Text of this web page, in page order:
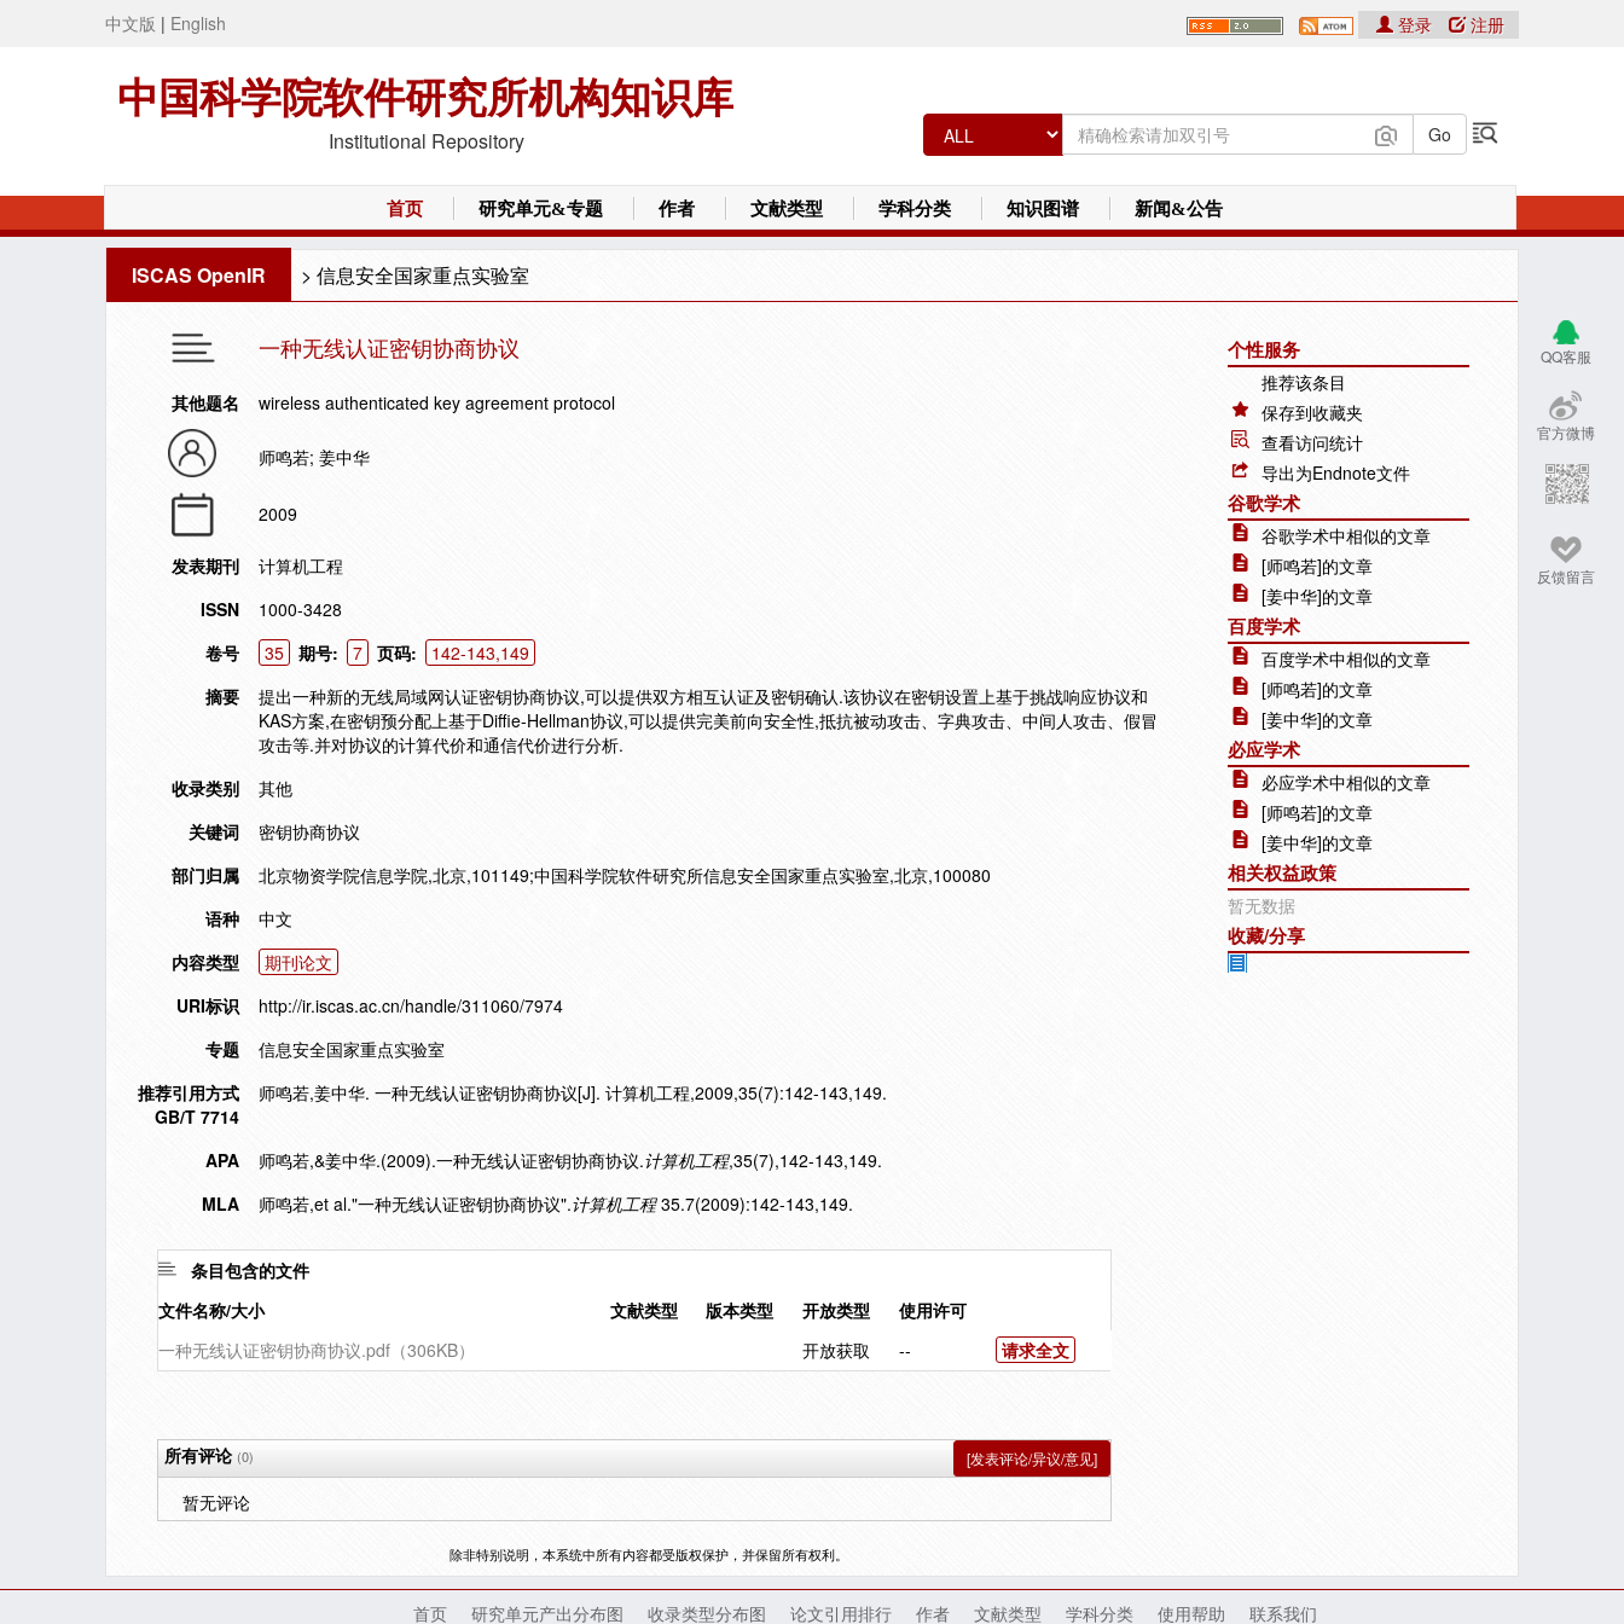
中文版 | English
中国科学院软件研究所机构知识库
Institutional Repository
登录 注册
首页 研究单元&专题 作者 文献类型 学科分类 知识图谱 新闻&公告
ISCAS OpenIR > 信息安全国家重点实验室
QQ客服
官方微博
反馈留言
一种无线认证密钥协商协议
其他题名 wireless authenticated key agreement protocol
师鸣若; 姜中华
2009
发表期刊
计算机工程
ISSN
1000-3428
卷号
35 期号: 7 页码:
142-143,149
摘要
提出一种新的无线局域网认证密钥协商协议,可以提供双方相互认证及密钥确认.该协议在密钥设置上基于挑战响应协议和
KAS方案,在密钥预分配上基于Diffie-Hellman协议,可以提供完美前向安全性,抵抗被动攻击、字典攻击、中间人攻击、假冒
攻击等.并对协议的计算代价和通信代价进行分析.
收录类别
其他
关键词
密钥协商协议
部门归属
北京物资学院信息学院,北京,101149;中国科学院软件研究所信息安全国家重点实验室,北京,100080
语种
中文
内容类型
期刊论文
URI标识
http://ir.iscas.ac.cn/handle/311060/7974
专题
信息安全国家重点实验室
推荐引用方式
GB/T 7714
师鸣若,姜中华. 一种无线认证密钥协商协议[J]. 计算机工程,2009,35(7):142-143,149.
APA 师鸣若,&姜中华.(2009).一种无线认证密钥协商协议.计算机工程,35(7),142-143,149.
MLA
师鸣若,et al."一种无线认证密钥协商协议".计算机工程35.7(2009):142-143,149.
条目包含的文件
文件名称/大小
文献类型 版本类型 开放类型
使用许可
一种无线认证密钥协商协议.pdf（306KB）
开放获取 -- 请求全文
个性服务
推荐该条目
保存到收藏夹
查看访问统计
导出为Endnote文件
谷歌学术
谷歌学术中相似的文章
[师鸣若]的文章
[姜中华]的文章
百度学术
百度学术中相似的文章
[师鸣若]的文章
[姜中华]的文章
必应学术
必应学术中相似的文章
[师鸣若]的文章
[姜中华]的文章
相关权益政策
暂无数据
收藏/分享
所有评论(0) [发表评论/异议/意见]
暂无评论
除非特别说明，本系统中所有内容都受版权保护，并保留所有权利。
首页 研究单元产出分布图 收录类型分布图 论文引用排行 作者 文献类型 学科分类 使用帮助 联系我们